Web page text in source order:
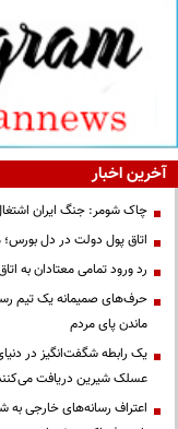
آخرین اخبار
چاک شومر: جنگ ایران
اتاق پول دولت در دل بورس؛
رد ورود تمامی معتادان
حرف‌های صمیمانه یک تیم
ماندن پای مردم
یک رابطه شگفت‌انگیز در
عسلک شیرین دریافت
اعتراف رسانه‌های خارجی